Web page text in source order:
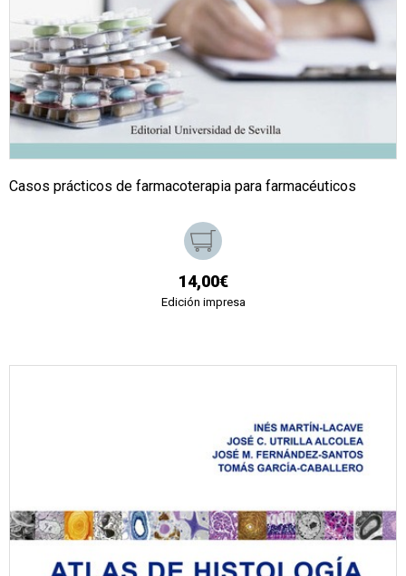
Casos prácticos de farmacoterapia para farmacéuticos
14,00€
Edición impresa